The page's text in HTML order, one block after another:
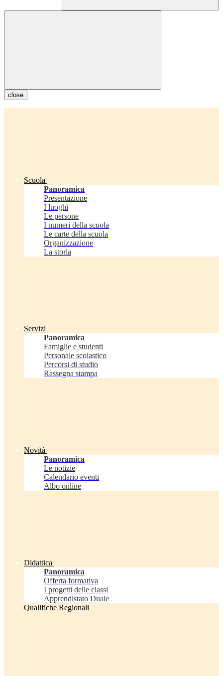
close
Scuola
Panoramica
Presentazione
I luoghi
Le persone
I numeri della scuola
Le carte della scuola
Organizzazione
La storia
Servizi
Panoramica
Famiglie e studenti
Personale scolastico
Percorsi di studio
Rassegna stampa
Novità
Panoramica
Le notizie
Calendario eventi
Albo online
Didattica
Panoramica
Offerta formativa
I progetti delle classi
Apprendistato Duale
Qualifiche Regionali